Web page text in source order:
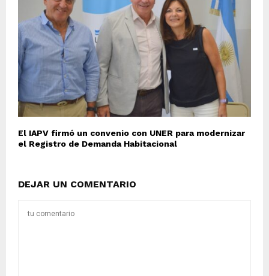
El IAPV firmó un convenio con UNER para modernizar
el Registro de Demanda Habitacional
DEJAR UN COMENTARIO